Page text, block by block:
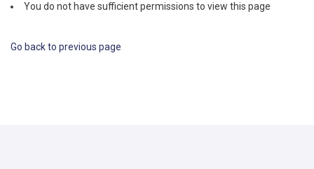
You do not have sufficient permissions to view this page
Go back to previous page